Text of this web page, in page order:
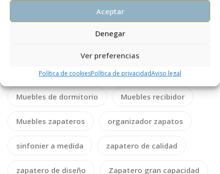
Aceptar
Denegar
Ver preferencias
Política de cookiesPolítica de privacidadAviso legal
mesita de noche de diseño
Mesitas de noche Mueble escritorio
Muebles de dormitorio Muebles recibidor
Muebles zapateros organizador zapatos
sinfonier a medida zapatero de calidad
zapatero de diseño Zapatero gran capacidad